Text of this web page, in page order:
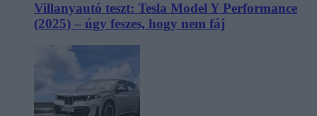
Villanyautó teszt: Tesla Model Y Performance
(2025) – úgy feszes, hogy nem fáj